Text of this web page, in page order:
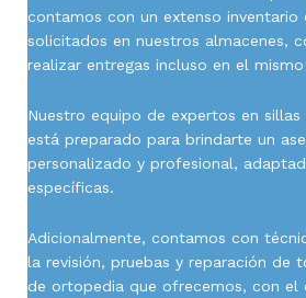
contamos con un extenso
solicitados en nuestros almacenes,
realizar entregas incluso en el
Nuestro equipo de expertos en
está preparado para brindarte un
personalizado y profesional,
específicas.
Adicionalmente, contamos con
la revisión, pruebas y reparación de
de ortopedia que ofrecemos, con el